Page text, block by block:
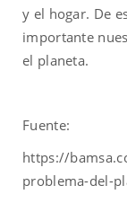
y el hogar. De
importante
el planeta.
Fuente:
https://
problema-del-